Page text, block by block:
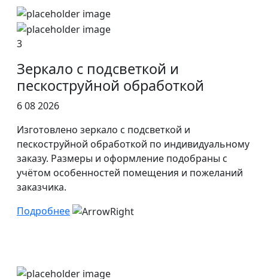
3
Зеркало с подсветкой и
пескоструйной обработкой
6 08 2026
Изготовлено зеркало с подсветкой и
пескоструйной обработкой по индивидуальному
заказу. Размеры и оформление подобраны с
учётом особенностей помещения и пожеланий
заказчика.
Подробнее